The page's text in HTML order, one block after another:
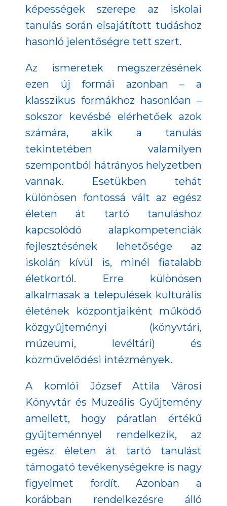
képességek szerepe az iskolai
tanulás során elsajátított tudáshoz
hasonló jelentőségre tett szert.
Az ismeretek megszerzésének
ezen új formái azonban – a
klasszikus formákhoz hasonlóan –
sokszor kevésbé elérhetőek azok
számára, akik a tanulás
tekintetében valamilyen
szempontból hátrányos helyzetben
vannak. Esetükben tehát
különösen fontossá vált az egész
életen át tartó tanuláshoz
kapcsolódó alapkompetenciák
fejlesztésének lehetősége az
iskolán kívül is, minél fiatalabb
életkortól. Erre különösen
alkalmasak a települések kulturális
életének központjaiként működő
közgyűjteményi (könyvtári,
múzeumi, levéltári) és
közművelődési intézmények.
A komlói József Attila Városi
Könyvtár és Muzeális Gyűjtemény
amellett, hogy páratlan értékű
gyűjteménnyel rendelkezik, az
egész életen át tartó tanulást
támogató tevékenységekre is nagy
figyelmet fordít. Azonban a
korábban rendelkezésre álló